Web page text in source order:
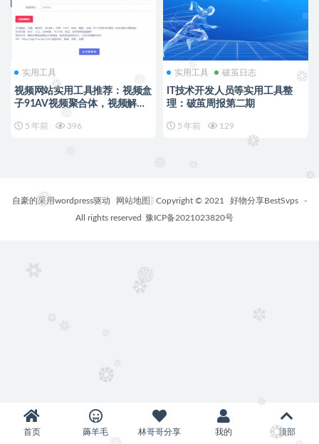
实用工具
视频网站实用工具推荐：视频盒
子91AV视频聚合体，视频解析/
视频下载/视频音乐提取/视频封
面提取/短视频去水印
5 年前 396
实用工具 破茧日志
IT技术开发人员等实用工具整
理：破茧周报第二期
5 年前 129
自豪的采用wordpress驱动 网站地图 Copyright © 2021 好物分享BestSvps
-
All rights reserved 豫ICP备2021023820号
首页 薅羊毛 林哥哥分享 我的 顶部